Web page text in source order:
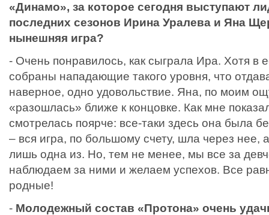
«Динамо», за которое сегодня выступают
последних сезонов Ирина Уралева и Яна
нынешняя игра?
- Очень понравилось, как сыграла Ира. Хотя в
собраны нападающие такого уровня, что
наверное, одно удовольствие. Яна, по моим
«разошлась» ближе к концовке. Как мне
смотрелась поярче: все-таки здесь она была
– вся игра, по большому счету, шла через нее,
лишь одна из. Но, тем не менее, мы все за
наблюдаем за ними и желаем успехов. Все
родные!
- Молодежный состав «Протона» очень